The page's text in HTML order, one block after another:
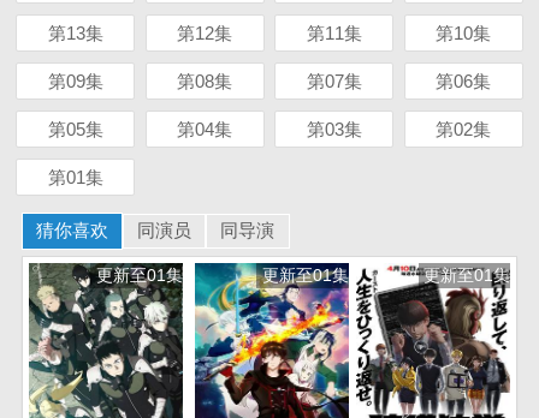
第13集 第12集 第11集 第10集
第09集 第08集 第07集 第06集
第05集 第04集 第03集 第02集
第01集
猜你喜欢 同演员 同导演
更新至01集 更新至01集 更新至01集